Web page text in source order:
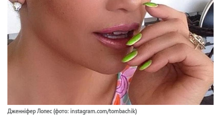
Дженніфер Лопес (фото: instagram.com/tombachik)